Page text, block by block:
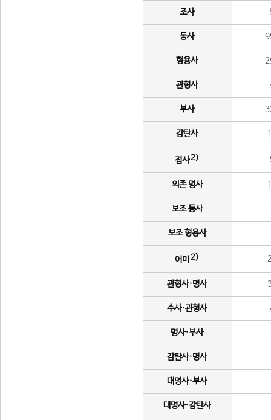
조사
동사
형용사
관형사
부사
감탄사
접사2)
의존 명사
보조 동사
보조 형용사
어미 2)
관형사·명사
수사·관형사
명사·부사
감탄사·명사
대명사·부사
대명사·감탄사